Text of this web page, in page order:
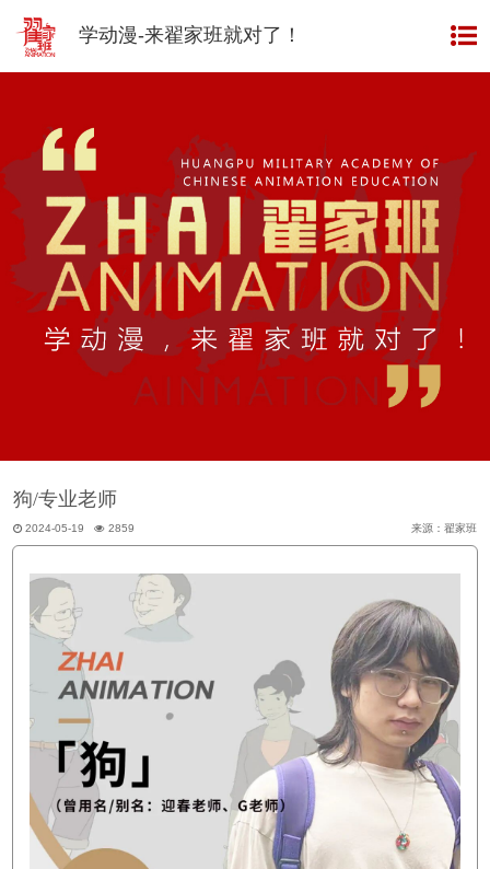
学动漫-来翟家班就对了！
INFORMATION
EXAMPLE
班型
CLASS TYPE
视频
VIDEO
作品
WORKS
师资
TEACHERS
翟家班
ONLINE SCHOOL
狗/专业老师
2024-05-19 2859 来源：翟家班